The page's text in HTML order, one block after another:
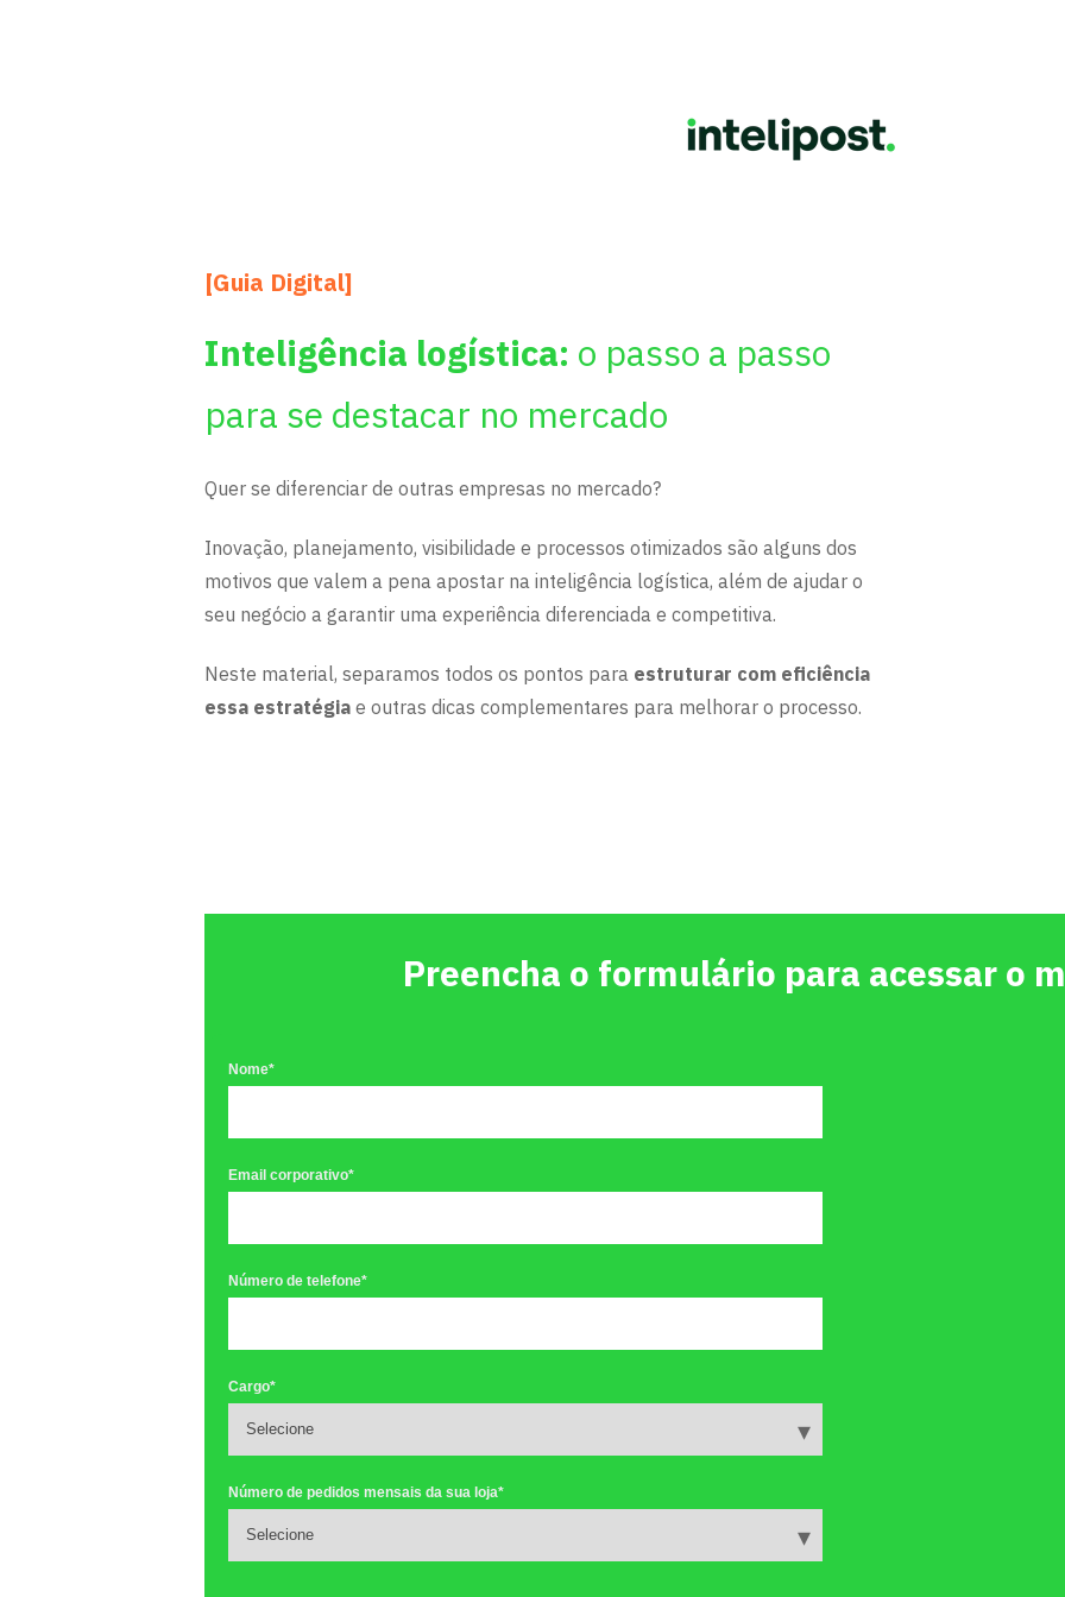
[Guia Digital]
Inteligência logística: o passo a passo
para se destacar no mercado
Quer se diferenciar de outras empresas no mercado?
Inovação, planejamento, visibilidade e processos otimizados são alguns dos
motivos que valem a pena apostar na inteligência logística, além de ajudar o
seu negócio a garantir uma experiência diferenciada e competitiva.
Neste material, separamos todos os pontos para estruturar com eficiência
essa estratégia e outras dicas complementares para melhorar o processo.
Preencha o formulário para acessar o
Nome*
Email corporativo*
Número de telefone*
Cargo*
Número de pedidos mensais da sua loja*